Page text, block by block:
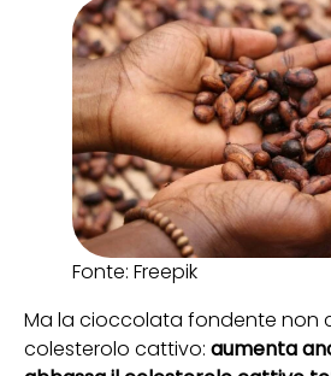
Fonte: Freepik
Ma la cioccolata fondente non
colesterolo cattivo: aumenta